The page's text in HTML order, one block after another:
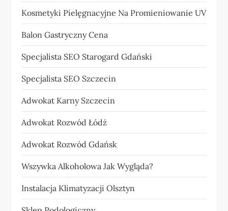
Kosmetyki Pielęgnacyjne Na Promieniowanie UV
Balon Gastryczny Cena
Specjalista SEO Starogard Gdański
Specjalista SEO Szczecin
Adwokat Karny Szczecin
Adwokat Rozwód Łódź
Adwokat Rozwód Gdańsk
Wszywka Alkoholowa Jak Wygląda?
Instalacja Klimatyzacji Olsztyn